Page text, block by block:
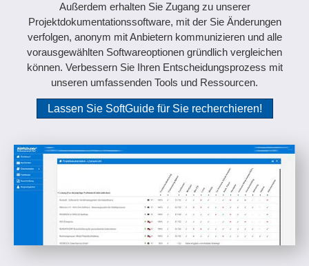
Außerdem erhalten Sie Zugang zu unserer
Projektdokumentationssoftware, mit der Sie Änderungen
verfolgen, anonym mit Anbietern kommunizieren und alle
vorausgewählten Softwareoptionen gründlich vergleichen
können. Verbessern Sie Ihren Entscheidungsprozess mit
unseren umfassenden Tools und Ressourcen.
Lassen Sie SoftGuide für Sie recherchieren!